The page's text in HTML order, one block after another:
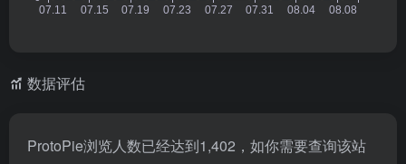
数据评估
ProtoPie浏览人数已经达到1,402，如你需要查询该站